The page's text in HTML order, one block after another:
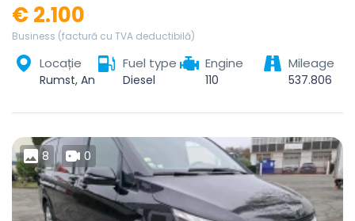
€ 2.100
Business (factură cu TVA deductibilă)
Locație Fuel type
Diesel
Engine
110
Mileage
537.806
8 0